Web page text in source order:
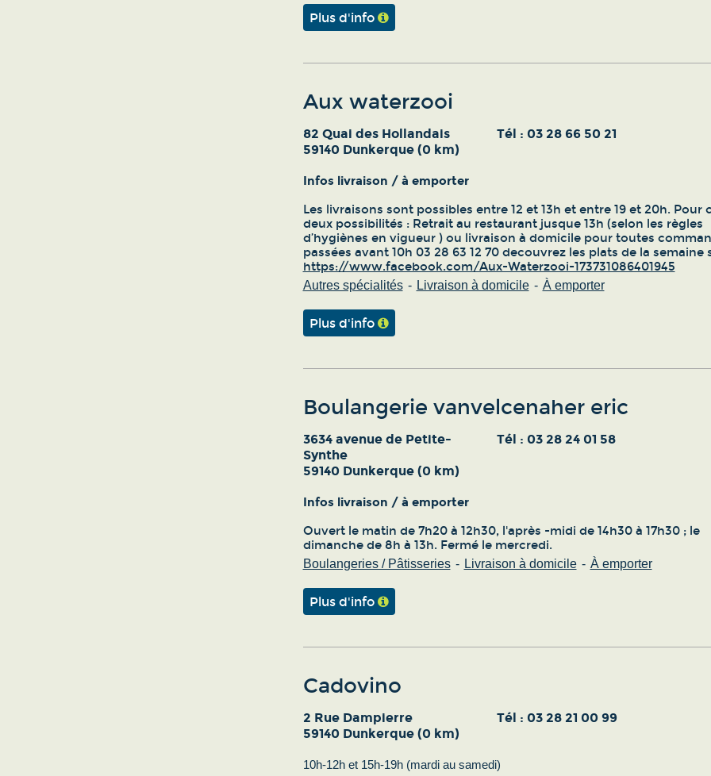
Plus d'info
Aux waterzooi
82 Quai des Hollandais
59140 Dunkerque (0 km)
Tél : 03 28 66 50 21
Infos livraison / à emporter
Les livraisons sont possibles entre 12 et 13h et entre 19 et 20h. Pour
deux possibilités : Retrait au restaurant jusque 13h (selon les règles
d’hygiènes en vigueur ) ou livraison à domicile pour toutes
passées avant 10h 03 28 63 12 70 decouvrez les plats de la semaine
https://www.facebook.com/Aux-Waterzooi-173731086401945
Autres spécialités Livraison à domicile À emporter
Plus d'info
Boulangerie vanvelcenaher eric
3634 avenue de Petite-
Synthe
59140 Dunkerque (0 km)
Tél : 03 28 24 01 58
Infos livraison / à emporter
Ouvert le matin de 7h20 à 12h30, l'après -midi de 14h30 à 17h30 ; le
dimanche de 8h à 13h. Fermé le mercredi.
Boulangeries / Pâtisseries Livraison à domicile À emporter
Plus d'info
Cadovino
2 Rue Dampierre
59140 Dunkerque (0 km)
Tél : 03 28 21 00 99
10h-12h et 15h-19h (mardi au samedi)